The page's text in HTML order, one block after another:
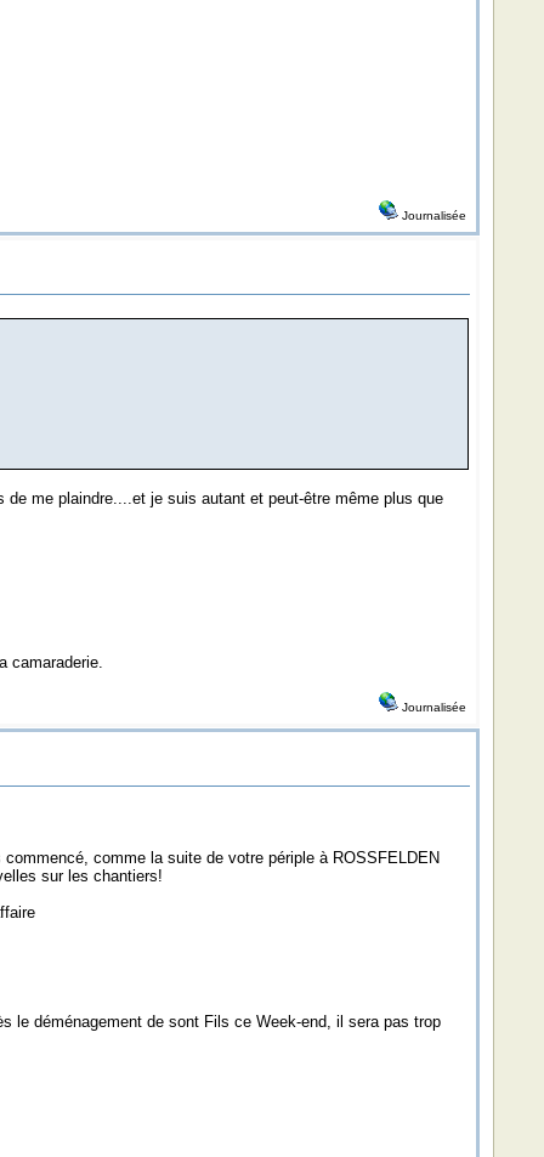
Journalisée
me plaindre....et je suis autant et peut-être même plus que
camaraderie.
Journalisée
comme la suite de votre périple à ROSSFELDEN
sur les chantiers!
le déménagement de sont Fils ce Week-end, il sera pas trop